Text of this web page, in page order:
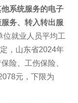
系统服务的电子
务、转入转出服
位就业人员平均工
，山东省2024年
险、工伤保险、
元，下限为